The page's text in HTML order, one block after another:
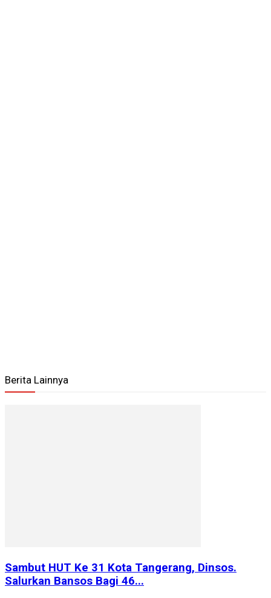
Berita Lainnya
Sambut HUT Ke 31 Kota Tangerang, Dinsos.
Salurkan Bansos Bagi 46...